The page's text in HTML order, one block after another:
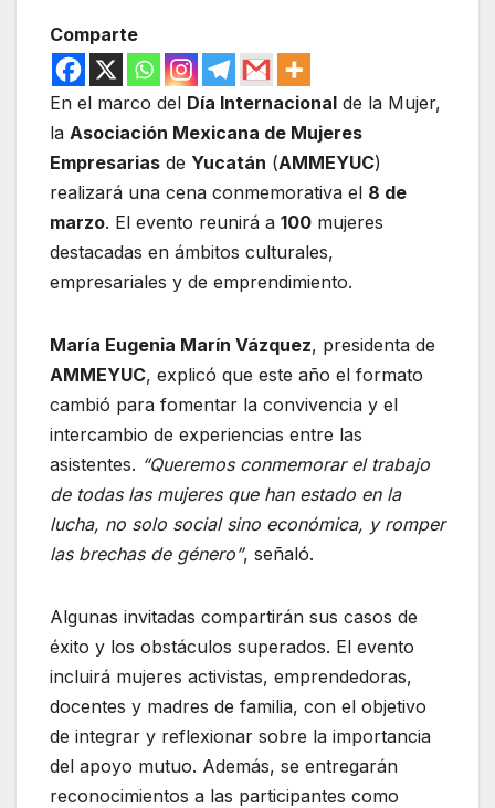
Comparte
En el marco del Día Internacional de la Mujer,
la Asociación Mexicana de Mujeres
Empresarias de Yucatán (AMMEYUC)
realizará una cena conmemorativa el 8 de
marzo. El evento reunirá a 100 mujeres
destacadas en ámbitos culturales,
empresariales y de emprendimiento.
María Eugenia Marín Vázquez, presidenta de
AMMEYUC, explicó que este año el formato
cambió para fomentar la convivencia y el
intercambio de experiencias entre las
asistentes. “Queremos conmemorar el trabajo
de todas las mujeres que han estado en la
lucha, no solo social sino económica, y romper
las brechas de género”, señaló.
Algunas invitadas compartirán sus casos de
éxito y los obstáculos superados. El evento
incluirá mujeres activistas, emprendedoras,
docentes y madres de familia, con el objetivo
de integrar y reflexionar sobre la importancia
del apoyo mutuo. Además, se entregarán
reconocimientos a las participantes como